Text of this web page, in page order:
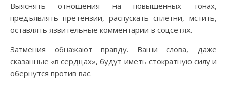
Выяснять отношения на повышенных тонах,
предъявлять претензии, распускать сплетни, мстить,
оставлять язвительные комментарии в соцсетях.
Затмения обнажают правду. Ваши слова, даже
сказанные «в сердцах», будут иметь стократную силу и
обернутся против вас.